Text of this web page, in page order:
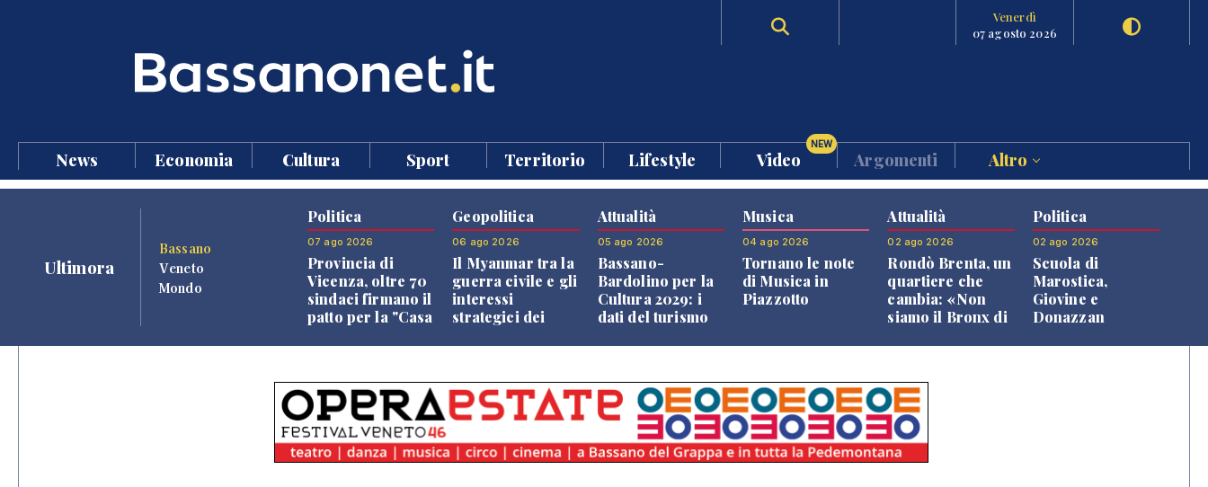
Venerdì
07 agosto 2026
News Economia Cultura Sport Territorio Lifestyle Video
NEW
Argomenti Altro
Ultimora
Bassano
Veneto
Mondo
Politica
07 ago 2026
Provincia di
Vicenza, oltre 70
sindaci firmano il
patto per la "Casa
Geopolitica
06 ago 2026
Il Myanmar tra la
guerra civile e gli
interessi
strategici dei
Attualità
05 ago 2026
Bassano-
Bardolino per la
Cultura 2029: i
dati del turismo
Musica
04 ago 2026
Tornano le note
di Musica in
Piazzotto
Attualità
02 ago 2026
Rondò Brenta, un
quartiere che
cambia: «Non
siamo il Bronx di
Politica
02 ago 2026
Scuola di
Marostica,
Giovine e
Donazzan